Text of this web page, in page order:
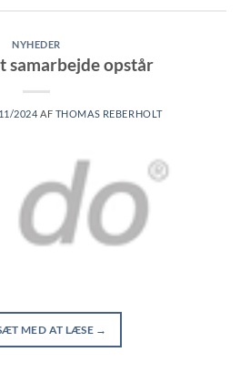
NYHEDER
samarbejde opstår
2024AF THOMAS REBERHOLT
MED AT LÆSE →